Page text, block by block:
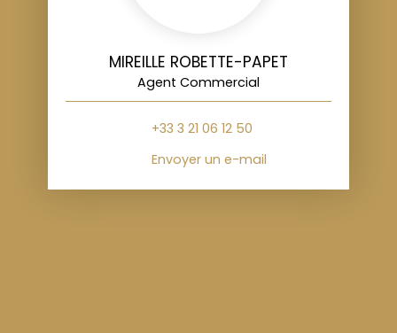
MIREILLE ROBETTE-PAPET
Agent Commercial
+33 3 21 06 12 50
Envoyer un e-mail